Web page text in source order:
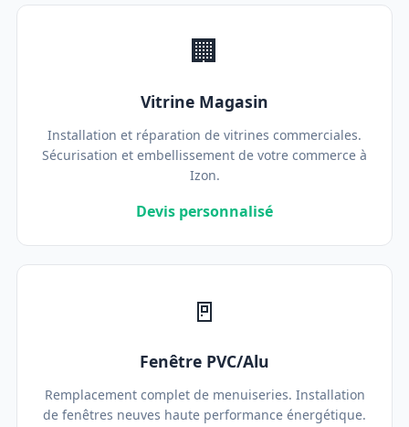
🏢
Vitrine Magasin
Installation et réparation de vitrines commerciales.
Sécurisation et embellissement de votre commerce à
Izon.
Devis personnalisé
🚪
Fenêtre PVC/Alu
Remplacement complet de menuiseries. Installation
de fenêtres neuves haute performance énergétique.